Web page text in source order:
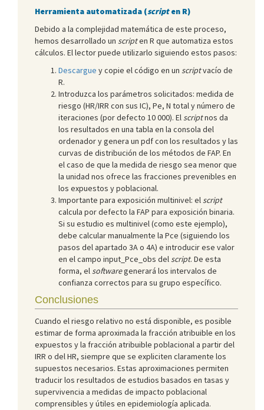
Herramienta automatizada (scripten R)
Debido a la complejidad matemática de este proceso,
hemos desarrollado un scripten R que automatiza estos
cálculos. El lector puede utilizarlo siguiendo estos pasos:
Descargue y copie el código en un scriptvacío de
R.
Introduzca los parámetros solicitados: medida de
riesgo (HR/IRR con sus IC), Pe, N total y número de
iteraciones (por defecto 10 000). Elscriptnos da
los resultados en una tabla en la consola del
ordenador y genera un pdf con los resultados y las
curvas de distribución de los métodos de FAP. En
el caso de que la medida de riesgo sea menor que
la unidad nos ofrece las fracciones prevenibles en
los expuestos y poblacional.
Importante para exposición multinivel: elscript
calcula por defecto la FAP para exposición binaria.
Si su estudio es multinivel (como este ejemplo),
debe calcular manualmente la Pce (siguiendo los
pasos del apartado 3A o 4A) e introducir ese valor
en el campo input_Pce_obs delscript. De esta
forma, elsoftwaregenerará los intervalos de
confianza correctos para su grupo específico.
Conclusiones
Cuando el riesgo relativo no está disponible, es posible
estimar de forma aproximada la fracción atribuible en los
expuestos y la fracción atribuible poblacional a partir del
IRR o del HR, siempre que se expliciten claramente los
supuestos necesarios. Estas aproximaciones permiten
traducir los resultados de estudios basados en tasas y
supervivencia a medidas de impacto poblacional
comprensibles y útiles en epidemiología aplicada.